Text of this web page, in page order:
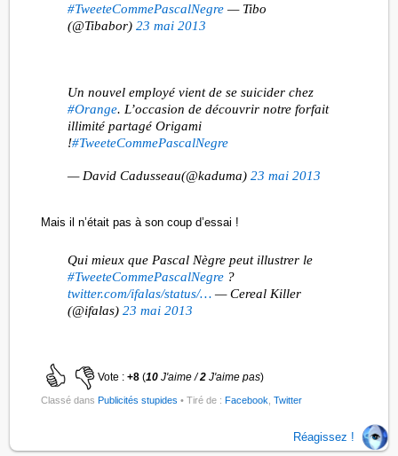
#TweeteCommePascalNegre — Tibo
(@Tibabor)23 mai 2013
Un nouvel employé vient de se suicider chez
#Orange. L’occasion de découvrir notre forfait
illimité partagé Origami
!#TweeteCommePascalNegre
— David Cadusseau(@kaduma)23 mai 2013
Mais il n’était pas à son coup d’essai !
Qui mieux que Pascal Nègre peut illustrer le
#TweeteCommePascalNegre ?
twitter.com/ifalas/status/… — Cereal Killer
(@ifalas)23 mai 2013
Vote :+8 (10J'aime /2 J'aime pas)
Classé dansPublicités stupides • Tiré de :Facebook ,Twitter
Réagissez !